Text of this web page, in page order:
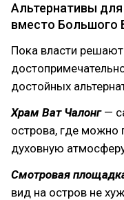
Альтернативы
вместо Большого
Пока власти
достойных
Храм Ват Чалонг—
острова, где можно
духовную
Смотровая
вид на остров не